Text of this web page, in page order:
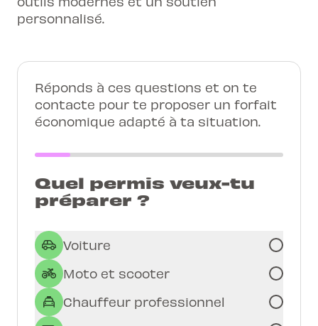
personnalisé.
Réponds à ces questions et on te
contacte pour te proposer un forfait
économique adapté à ta situation.
Quel permis veux-tu
préparer ?
Voiture
Moto et scooter
Chauffeur professionnel